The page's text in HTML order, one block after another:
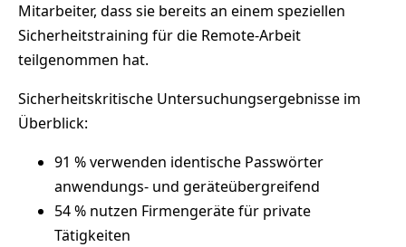
Mitarbeiter, dass sie bereits an einem speziellen
Sicherheitstraining für die Remote-Arbeit
teilgenommen hat.
Sicherheitskritische Untersuchungsergebnisse im
Überblick:
91 % verwenden identische Passwörter
anwendungs- und geräteübergreifend
54 % nutzen Firmengeräte für private
Tätigkeiten